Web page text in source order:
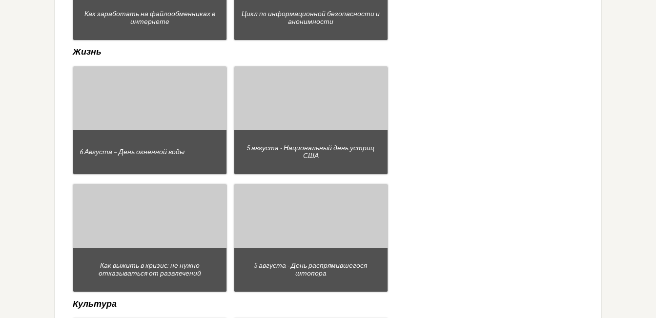
Как заработать на файлообменниках в
интернете
Цикл пo информационной безопасности и
анонимности
Жизнь
6 Августа – День огненной воды
5 августа - Национальный день устриц
США
Как выжить в кризис: не нужно
отказываться от развлечений
5 августа - День распрямившегося
штопора
Культура